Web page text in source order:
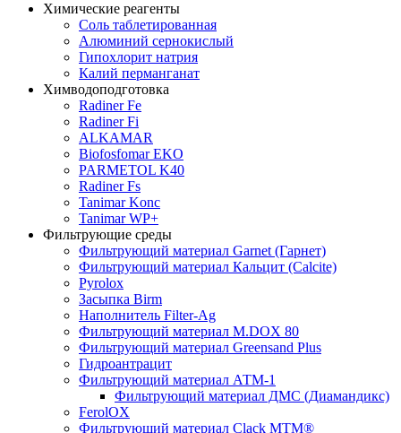
Химические реагенты
Соль таблетированная
Алюминий сернокислый
Гипохлорит натрия
Калий перманганат
Химводоподготовка
Radiner Fe
Radiner Fi
ALKAMAR
Biofosfomar EKO
PARMETOL K40
Radiner Fs
Tanimar Konc
Tanimar WP+
Фильтрующие среды
Фильтрующий материал Garnet (Гарнет)
Фильтрующий материал Кальцит (Calcite)
Pyrolox
Засыпка Birm
Наполнитель Filter-Ag
Фильтрующий материал M.DOX 80
Фильтрующий материал Greensand Plus
Гидроантрацит
Фильтрующий материал АТМ-1
Фильтрующий материал ДМС (Диамандикс)
FerolOX
Фильтрующий материал Clack MTM®